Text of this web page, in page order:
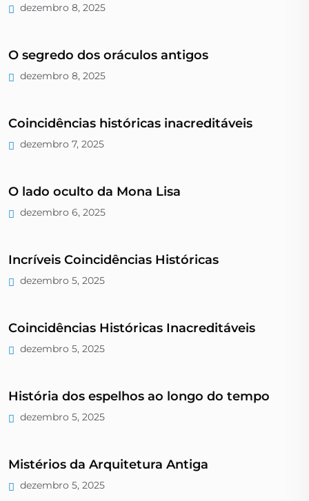
dezembro 8, 2025
O segredo dos oráculos antigos
dezembro 8, 2025
Coincidências históricas inacreditáveis
dezembro 7, 2025
O lado oculto da Mona Lisa
dezembro 6, 2025
Incríveis Coincidências Históricas
dezembro 5, 2025
Coincidências Históricas Inacreditáveis
dezembro 5, 2025
História dos espelhos ao longo do tempo
dezembro 5, 2025
Mistérios da Arquitetura Antiga
dezembro 5, 2025